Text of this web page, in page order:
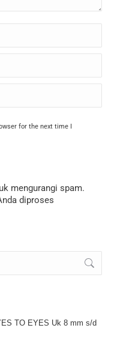
for the next time I
mengurangi spam.
diproses
TO EYES Uk 8 mm s/d